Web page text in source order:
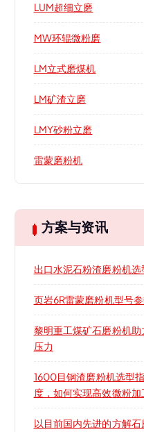
LUM超细立磨
MW环辊微粉磨
LM立式磨煤机
LM矿渣立磨
LMY砂粉立磨
雷蒙磨粉机
方案与资讯
出口水泥石粉渣磨粉机
页岩6R雷蒙磨粉机型号
黎明重工煤矿石磨粉机
压力
1600目钢渣磨粉机选型
度，如何实现高效微粉加
以目前国内先进的方解